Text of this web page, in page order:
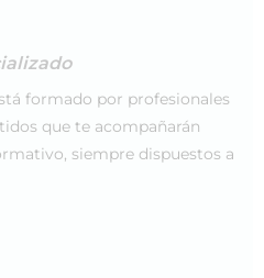
formado por profesionales
que te acompañarán
siempre dispuestos a